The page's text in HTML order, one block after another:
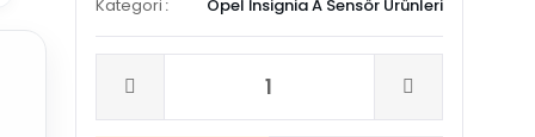
Kategori
Opel İnsignia A Sensör Ürünleri